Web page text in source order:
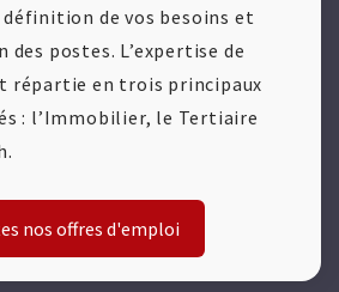
de vos besoins et
postes. L’expertise de
répartie en trois principaux
: l’Immobilier, le Tertiaire
nos offres d'emploi